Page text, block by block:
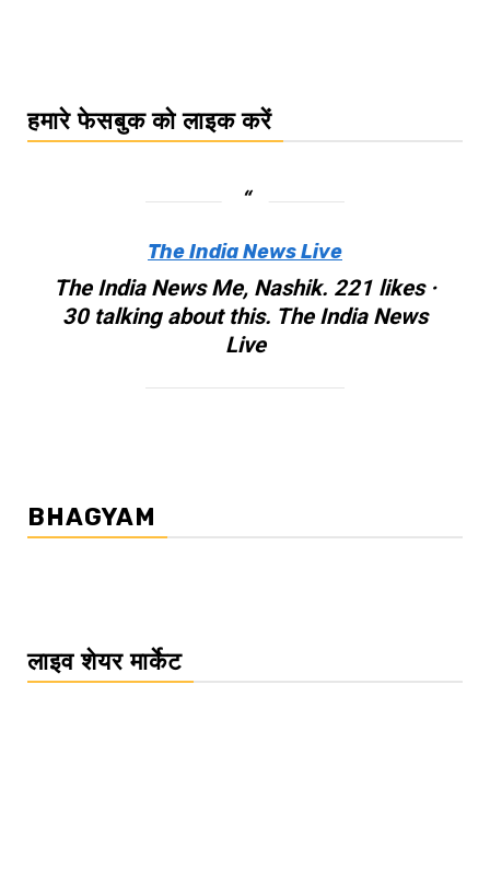
हमारे फेसबुक को लाइक करें
The India News Live
The India News Me, Nashik. 221 likes ·
30 talking about this. The India News
Live
BHAGYAM
लाइव शेयर मार्केट